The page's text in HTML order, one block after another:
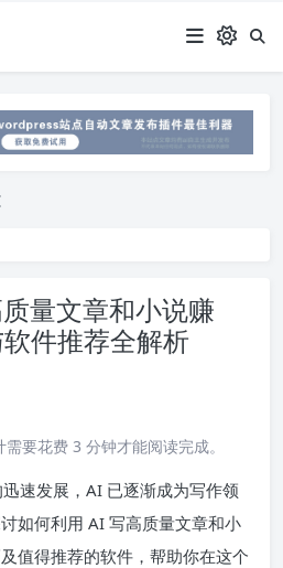
量文章和小说赚
件推荐全解析
要花费 3 分钟才能阅读完成。
速发展，AI 已逐渐成为写作领
如何利用 AI 写高质量文章和小
值得推荐的软件，帮助你在这个